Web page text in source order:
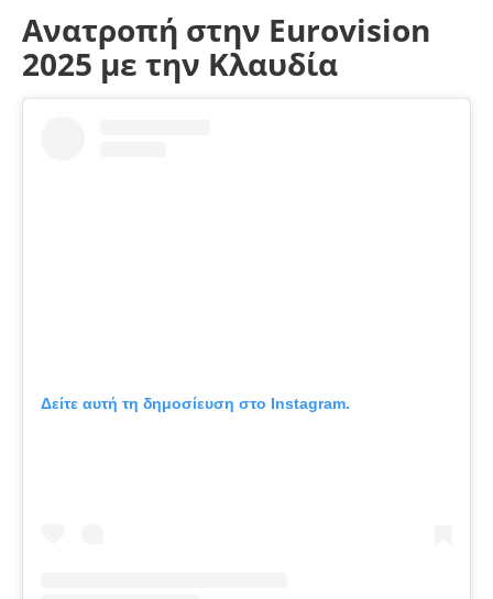
Ανατροπή στην Eurovision
2025 με την Κλαυδία
Δείτε αυτή τη δημοσίευση στο Instagram.